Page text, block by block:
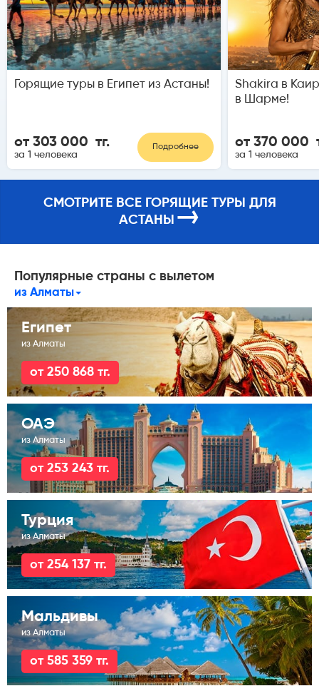
Горящие туры в Египет из Астаны!
от 303 000 тг.
за 1 человека
Подробнее
Shakira в
в Шарме!
от 370 000
за 1 человека
СМОТРИТЕ ВСЕ ГОРЯЩИЕ ТУРЫ ДЛЯ
АСТАНЫ →
Популярные страны с вылетом
из Алматы
Египет
из Алматы
от 250 868 тг.
ОАЭ
из Алматы
от 253 243 тг.
Турция
из Алматы
от 254 137 тг.
Мальдивы
из Алматы
от 585 359 тг.